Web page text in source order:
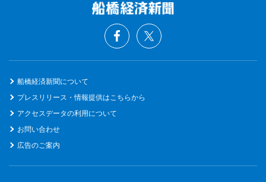
船橋経済新聞について
プレスリリース・情報提供はこちらから
アクセスデータの利用について
お問い合わせ
広告のご案内